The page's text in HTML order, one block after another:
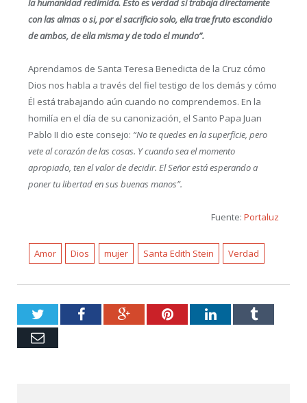
la humanidad redimida. Esto es verdad si trabaja directamente
con las almas o si, por el sacrificio solo, ella trae fruto escondido
de ambos, de ella misma y de todo el mundo”.
Aprendamos de Santa Teresa Benedicta de la Cruz cómo
Dios nos habla a través del fiel testigo de los demás y cómo
Él está trabajando aún cuando no comprendemos. En la
homilía en el día de su canonización, el Santo Papa Juan
Pablo II dio este consejo: “No te quedes en la superficie, pero
vete al corazón de las cosas. Y cuando sea el momento
apropiado, ten el valor de decidir. El Señor está esperando a
poner tu libertad en sus buenas manos”.
Fuente:Portaluz
Amor Dios mujer Santa Edith Stein Verdad
TwitterFacebookGoogle+PinterestLinkedInTumblr
Email